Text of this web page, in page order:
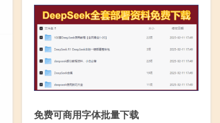
免费可商用字体批量下载